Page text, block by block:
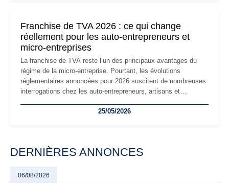
Franchise de TVA 2026 : ce qui change
réellement pour les auto-entrepreneurs et
micro-entreprises
La franchise de TVA reste l’un des principaux avantages du
régime de la micro-entreprise. Pourtant, les évolutions
réglementaires annoncées pour 2026 suscitent de nombreuses
interrogations chez les auto-entrepreneurs, artisans et
facturation ou risque de bascule vers la TVA : les règles
25/05/2026
DERNIÈRES ANNONCES
06/08/2026